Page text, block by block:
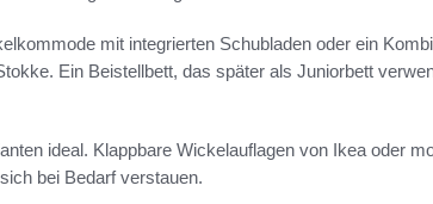
mit integrierten Schubladen oder ein
Ein Beistellbett, das später als Juniorbett
ideal. Klappbare Wickelauflagen von Ikea oder
bei Bedarf verstauen.